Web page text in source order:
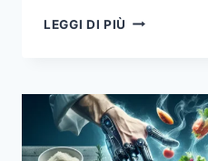
LEGGI DI PIÙ CUCINA
RICETTE
GOURMET
CON
SCARTI